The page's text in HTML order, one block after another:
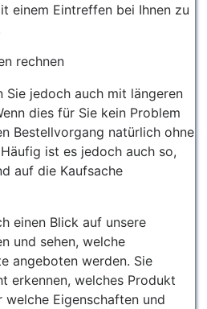
einem Eintreffen bei Ihnen zu
rechnen
Sie jedoch auch mit längeren
dies für Sie kein Problem
Bestellvorgang natürlich ohne
ist es jedoch auch so,
auf die Kaufsache
einen Blick auf unsere
und sehen, welche
angeboten werden. Sie
erkennen, welches Produkt
Eigenschaften und